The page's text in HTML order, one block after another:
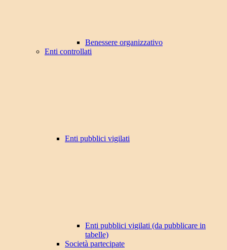
Benessere organizzativo
Enti controllati
Enti pubblici vigilati
Enti pubblici vigilati (da pubblicare in
tabelle)
Società partecipate